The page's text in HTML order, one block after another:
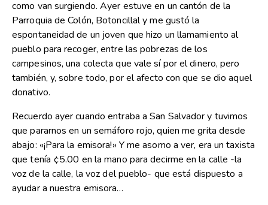
como van surgiendo. Ayer estuve en un cantón de la
Parroquia de Colón, Botoncillal y me gustó la
espontaneidad de un joven que hizo un llamamiento al
pueblo para recoger, entre las pobrezas de los
campesinos, una colecta que vale sí por el dinero, pero
también, y, sobre todo, por el afecto con que se dio aquel
donativo.
Recuerdo ayer cuando entraba a San Salvador y tuvimos
que pararnos en un semáforo rojo, quien me grita desde
abajo: «¡Para la emisora!» Y me asomo a ver, era un taxista
que tenía ¢5.00 en la mano para decirme en la calle -la
voz de la calle, la voz del pueblo- que está dispuesto a
ayudar a nuestra emisora…